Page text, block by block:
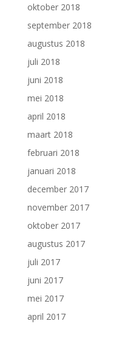
oktober 2018
september 2018
augustus 2018
juli 2018
juni 2018
mei 2018
april 2018
maart 2018
februari 2018
januari 2018
december 2017
november 2017
oktober 2017
augustus 2017
juli 2017
juni 2017
mei 2017
april 2017